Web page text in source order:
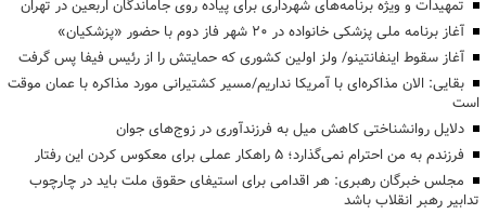
تمهیدات و ویژه برنامه‌های شهرداری برای پیاده روی جاماندگان اربعین در تهران
آغاز برنامه ملی پزشکی خانواده در ۲۰ شهر فاز دوم با حضور «پزشکیان»
آغاز سقوط اینفانتینو/ ولز اولین کشوری که حمایتش را از رئیس فیفا پس گرفت
بقایی: الان مذاکره‌ای با آمریکا نداریم/مسیر کشتیرانی مورد مذاکره با عمان موقت
است
دلایل روانشناختی کاهش میل به فرزندآوری در زوج‌های جوان
فرزندم به من احترام نمی‌گذارد؛ ۵ راهکار عملی برای معکوس کردن این رفتار
مجلس خبرگان رهبری: هر اقدامی برای استیفای حقوق ملت باید در چارچوب
تدابیر رهبر انقلاب باشد